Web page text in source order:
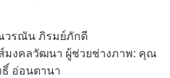
วรณัน ภิรมย์ภักดี
มงคลวัฒนา ผู้ช่วยช่างภาพ: คุณ
อ่อนตานา